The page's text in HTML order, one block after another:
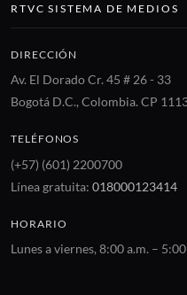
RTVC SISTEMA DE MEDIOS
DIRECCIÓN
Av. El Dorado Cr. 45 # 26 - 33
Bogotá D.C., Colombia. CP
TELÉFONOS
(+57) (601) 2200700
Línea gratuita: 018000123414
HORARIO
Lunes a viernes, 8:00 a.m. –